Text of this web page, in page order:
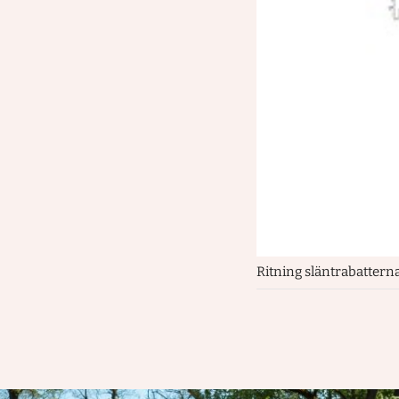
Ritning